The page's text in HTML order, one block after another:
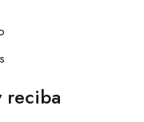
reciba